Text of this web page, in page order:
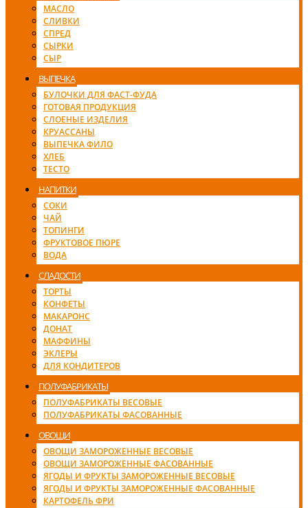
МАСЛО
СЛИВКИ
СПРЕД
СЫРКИ
СЫР
ВЫПЕЧКА
БУЛОЧКИ ДЛЯ ФАСТ-ФУДА
ГОТОВАЯ ПРОДУКЦИЯ
СЛОЕНЫЕ ИЗДЕЛИЯ
КРУАССАНЫ
ВЫПЕЧКА ФИЛО
ХЛЕБ
ТЕСТО
НАПИТКИ
СОКИ
ЧАЙ
ТОПИНГИ
ФРУКТОВОЕ ПЮРЕ
ВОДА
СЛАДОСТИ
ТОРТЫ
КОНФЕТЫ
МАКАРОНС
ДОНАТ
МАФФИНЫ
ЭКЛЕРЫ
ДЛЯ КОНДИТЕРОВ
ПОЛУФАБРИКАТЫ
ПОЛУФАБРИКАТЫ ВЕСОВЫЕ
ПОЛУФАБРИКАТЫ ФАСОВАННЫЕ
ОВОЩИ
ОВОЩИ ЗАМОРОЖЕННЫЕ ВЕСОВЫЕ
ОВОЩИ ЗАМОРОЖЕННЫЕ ФАСОВАННЫЕ
ЯГОДЫ И ФРУКТЫ ЗАМОРОЖЕННЫЕ ВЕСОВЫЕ
ЯГОДЫ И ФРУКТЫ ЗАМОРОЖЕННЫЕ ФАСОВАННЫЕ
КАРТОФЕЛЬ ФРИ